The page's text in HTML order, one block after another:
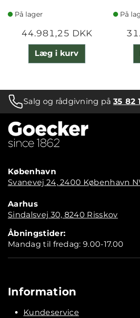
På lager
44.981,25 DKK
Læg i kurv
På
Salg og rådgivning på35 82
København
Svanevej 24, 2400 København
Aarhus
Sindalsvej 30, 8240 Risskov
Åbningstider:
Mandag til fredag: 9.00-17.00
Information
Kundeservice